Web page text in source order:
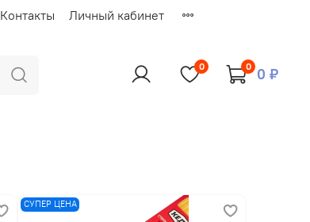
Контакты Личный кабинет
0 0 0 ₽
СУПЕР ЦЕНА